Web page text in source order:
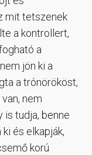
mit tetszenek
a kontrollert,
a
jön ki a
a trónörököst,
nem
is tudja, benne
és elkapják,
korú